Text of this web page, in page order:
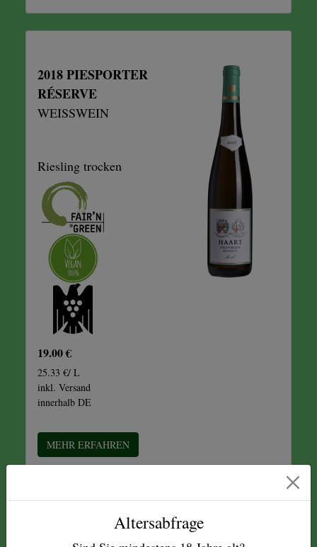
Altersabfrage
2018 PIESPORTER
RÉSERVE
WEISSWEIN
Riesling trocken
19.00 €
25.33 €/ L
inkl. Versand
innerhalb DE
MEHR ERFAHREN